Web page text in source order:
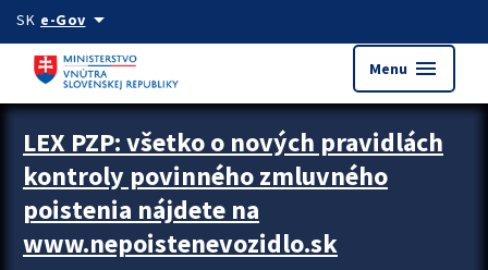
Preskocit na hlavný obsah
SK e-Govarrow_drop_down
Menu menu
Zastavit automatický posun upútavok
LEX PZP: všetko o nových pravidlách
kontroly povinného zmluvného
poistenia nájdete na
www.nepoistenevozidlo.sk